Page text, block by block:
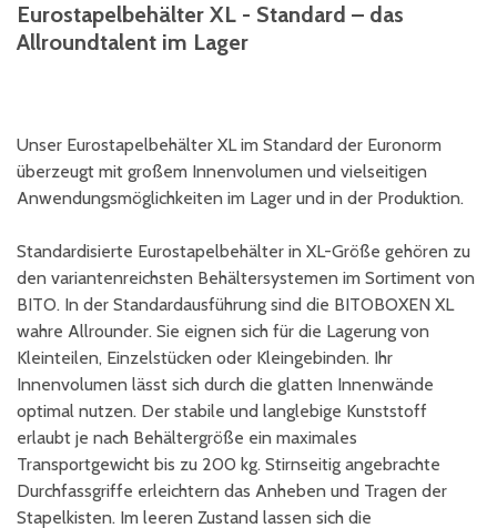
Eurostapelbehälter XL - Standard – das
Allroundtalent im Lager
Unser Eurostapelbehälter XL im Standard der Euronorm
überzeugt mit großem Innenvolumen und vielseitigen
Anwendungsmöglichkeiten im Lager und in der Produktion.
Standardisierte Eurostapelbehälter in XL-Größe gehören zu
den variantenreichsten Behältersystemen im Sortiment von
BITO. In der Standardausführung sind die BITOBOXEN XL
wahre Allrounder. Sie eignen sich für die Lagerung von
Kleinteilen, Einzelstücken oder Kleingebinden. Ihr
Innenvolumen lässt sich durch die glatten Innenwände
optimal nutzen. Der stabile und langlebige Kunststoff
erlaubt je nach Behältergröße ein maximales
Transportgewicht bis zu 200 kg. Stirnseitig angebrachte
Durchfassgriffe erleichtern das Anheben und Tragen der
Stapelkisten. Im leeren Zustand lassen sich die